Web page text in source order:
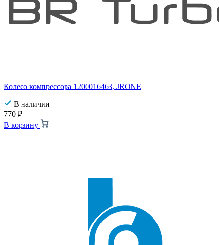
Колесо компрессора 1200016463, JRONE
В наличии
770 ₽
В корзину